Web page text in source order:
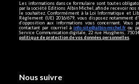
Les informations dans ce formulaire sont toutes
par la société Editions Albin Michel, afin de recevoir
le souhaitez. Conformément à la Loi Informatique et
Règlement (UE) 2016/679, vous disposez notamment
d’opposition aux informations vous concernant.
contactant par courriel àinfo-site@albin-michel.fr ou
Service Communication digitale, 22 rue Huyghens,
politique de protection de vos données personnelles.
Nous suivre